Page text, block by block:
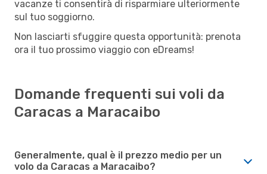
vacanze ti consentirà di risparmiare ulteriormente
sul tuo soggiorno.
Non lasciarti sfuggire questa opportunità: prenota
ora il tuo prossimo viaggio con eDreams!
Domande frequenti sui voli da
Caracas a Maracaibo
Generalmente, qual è il prezzo medio per un
volo da Caracas a Maracaibo?